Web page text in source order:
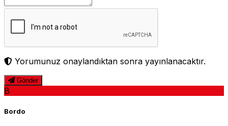
Yorumunuz onaylandıktan sonra yayınlanacaktır.
Gönder
B
Bordo